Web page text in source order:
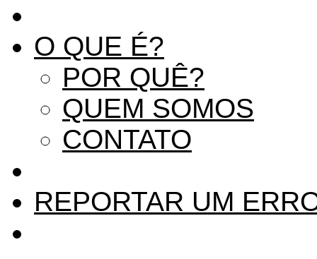
O QUE É?
POR QUÊ?
QUEM SOMOS
CONTATO
REPORTAR UM